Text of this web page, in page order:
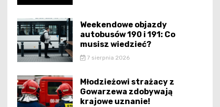
Weekendowe objazdy
autobusów 190 i 191: Co
musisz wiedzieć?
7 sierpnia 2026
Młodzieżowi strażacy z
Gowarzewa zdobywają
krajowe uznanie!